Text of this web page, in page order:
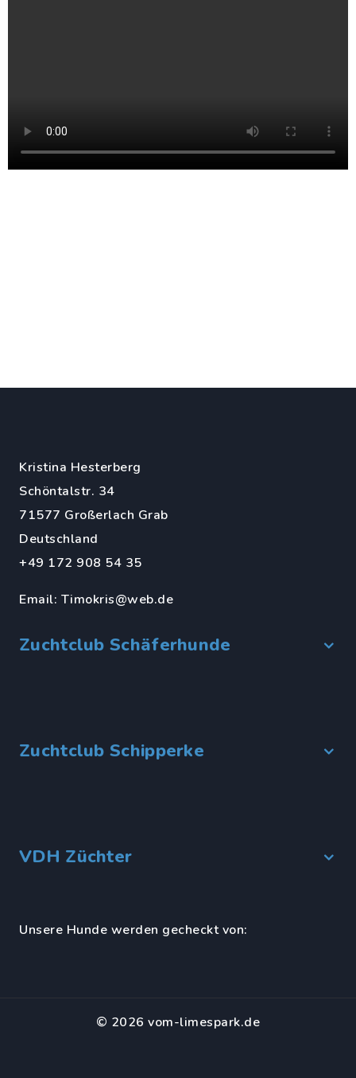
Kristina Hesterberg
Schöntalstr. 34
71577 Großerlach Grab
Deutschland
+49 172 908 54 35
Email: Timokris@web.de
Zuchtclub Schäferhunde
Zuchtclub Schipperke
VDH Züchter
Unsere Hunde werden gecheckt von:
© 2026 vom-limespark.de